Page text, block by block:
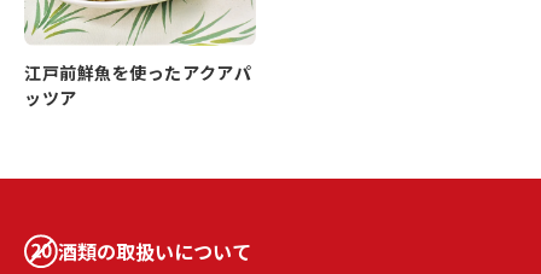
江戸前鮮魚を使ったアクアパ
ッツア
酒類の取扱いについて